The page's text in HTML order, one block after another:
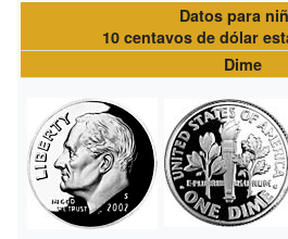
Datos para
10 centavos de dólar
Dime